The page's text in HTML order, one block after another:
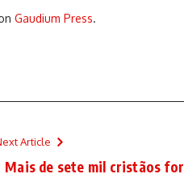
Gaudium Press.
Article
Mais de sete mil cristãos